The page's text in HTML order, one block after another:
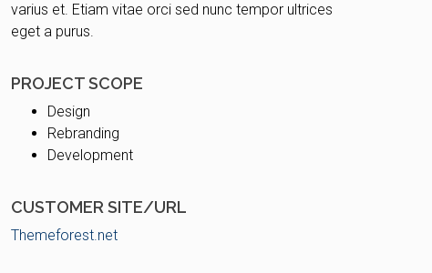
varius et. Etiam vitae orci sed nunc tempor ultrices
eget a purus.
PROJECT SCOPE
Design
Rebranding
Development
CUSTOMER SITE/URL
Themeforest.net